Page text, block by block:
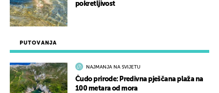
PUTOVANJA
NAJMANJA NA SVIJETU
Čudo prirode: Predivna pješčana plaža na
100 metara od mora
pokretljivost